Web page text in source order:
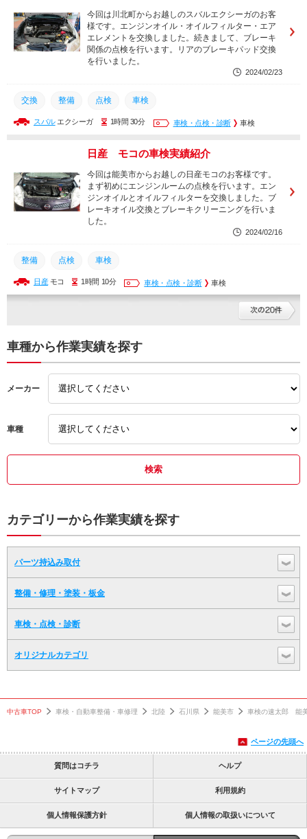
今回は川北町からお越しのスバルエクシーガのお客
様です。エンジンオイル・オイルフィルター・エア
エレメントを交換しました。続きまして、ブレーキ
関係の点検を行います。リアのブレーキパッド交換
を行いました。
2024/02/23
交換 整備 点検 車検
スバルエクシーガ 1時間 30分 車検・点検・診断 車検
日産 モコの車検実績紹介
今回は能美市からお越しの日産モコのお客様です。
まず初めにエンジンルームの点検を行います。エン
ジンオイルとオイルフィルターを交換しました。ブ
レーキオイル交換とブレーキクリーニングを行いま
した。
2024/02/16
整備 点検 車検
日産モコ 1時間 10分 車検・点検・診断 車検
車種から作業実績を探す
メーカー
車種
カテゴリーから作業実績を探す
パーツ持込み取付
整備・修理・塗装・板金
車検・点検・診断
オリジナルカテゴリ
中古車TOP 車検・自動車整備・車修理 北陸 石川県 能美市 車検の速太郎 能
ページの先頭へ
質問はコチラ ヘルプ
サイトマップ 利用規約
個人情報保護方針 個人情報の取扱いについて